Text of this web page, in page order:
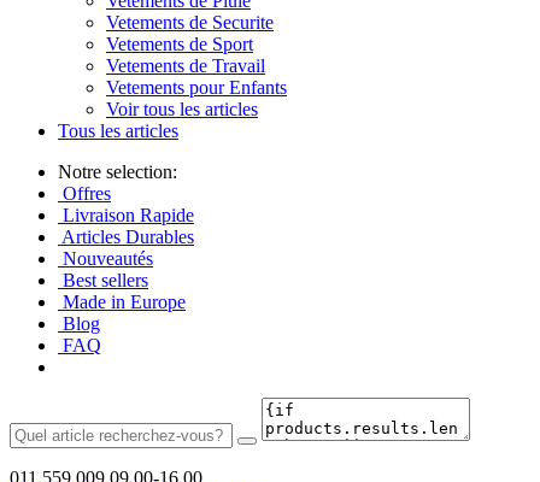
Vetements de Securite
Vetements de Sport
Vetements de Travail
Vetements pour Enfants
Voir tous les articles
Tous les articles
Notre selection:
Offres
Livraison Rapide
Articles Durables
Nouveautés
Best sellers
Made in Europe
Blog
FAQ
011 559 009 09.00-16.00